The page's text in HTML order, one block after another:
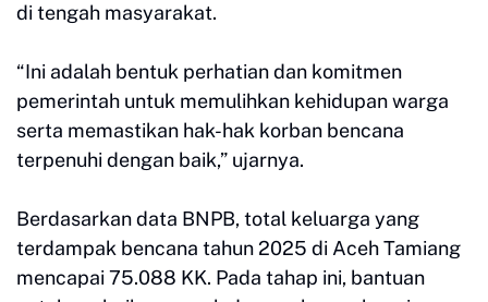
di tengah masyarakat.
“Ini adalah bentuk perhatian dan komitmen
pemerintah untuk memulihkan kehidupan warga
serta memastikan hak-hak korban bencana
terpenuhi dengan baik,” ujarnya.
Berdasarkan data BNPB, total keluarga yang
terdampak bencana tahun 2025 di Aceh Tamiang
mencapai 75.088 KK. Pada tahap ini, bantuan